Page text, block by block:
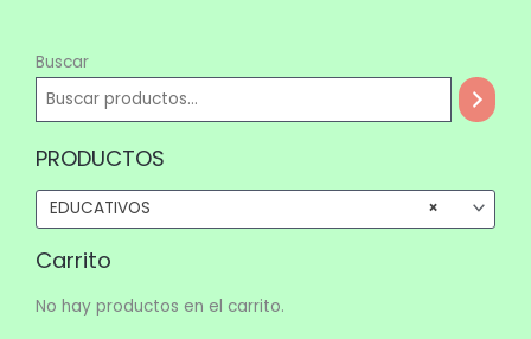
Buscar
PRODUCTOS
×
EDUCATIVOS
Carrito
No hay productos en el carrito.